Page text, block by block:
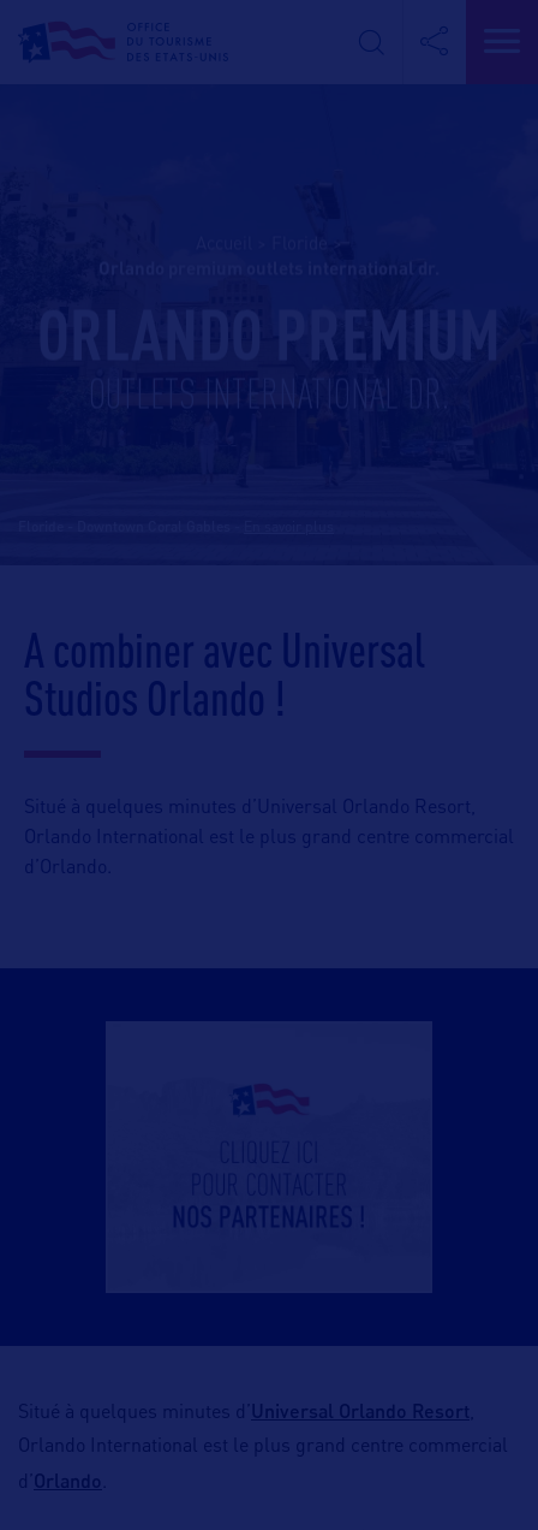
ORLANDO PREMIUM
OUTLETS INTERNATIONAL DR.
A combiner avec Universal
Studios Orlando !
Situé à quelques minutes d’Universal Orlando Resort,
Orlando International est le plus grand centre commercial
d’Orlando.
Situé à quelques minutes d’ Universal Orlando Resort
Orlando International est le plus grand centre commercial
d’
Orlando